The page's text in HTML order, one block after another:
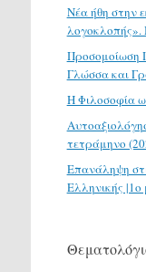
Νέα ήθη στην
λογοκλοπής».
Προσομοίωση
Γλώσσα και
H Φιλοσοφία
τετράμηνο
Επανάληψη
Ελληνικής |1ο